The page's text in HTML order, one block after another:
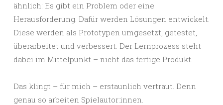
ähnlich: Es gibt ein Problem oder eine
Herausforderung. Dafür werden Lösungen entwickelt.
Diese werden als Prototypen umgesetzt, getestet,
überarbeitet und verbessert. Der Lernprozess steht
dabei im Mittelpunkt – nicht das fertige Produkt.
Das klingt – für mich – erstaunlich vertraut. Denn
genau so arbeiten Spielautor:innen.